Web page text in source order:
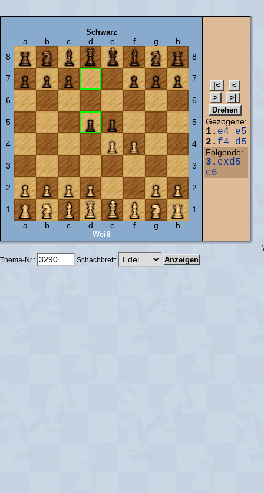
Schwarz
a b c d e f g
h
8
8
7 7
6 6
5 5
4 4
3 3
2 2
1
1
a
b c d e f g h
Weiß
Gezogene:
1. e4
e5
2. f4 d5
Folgende:
3. exd5
c6
Thema-Nr.:
Schachbrett: